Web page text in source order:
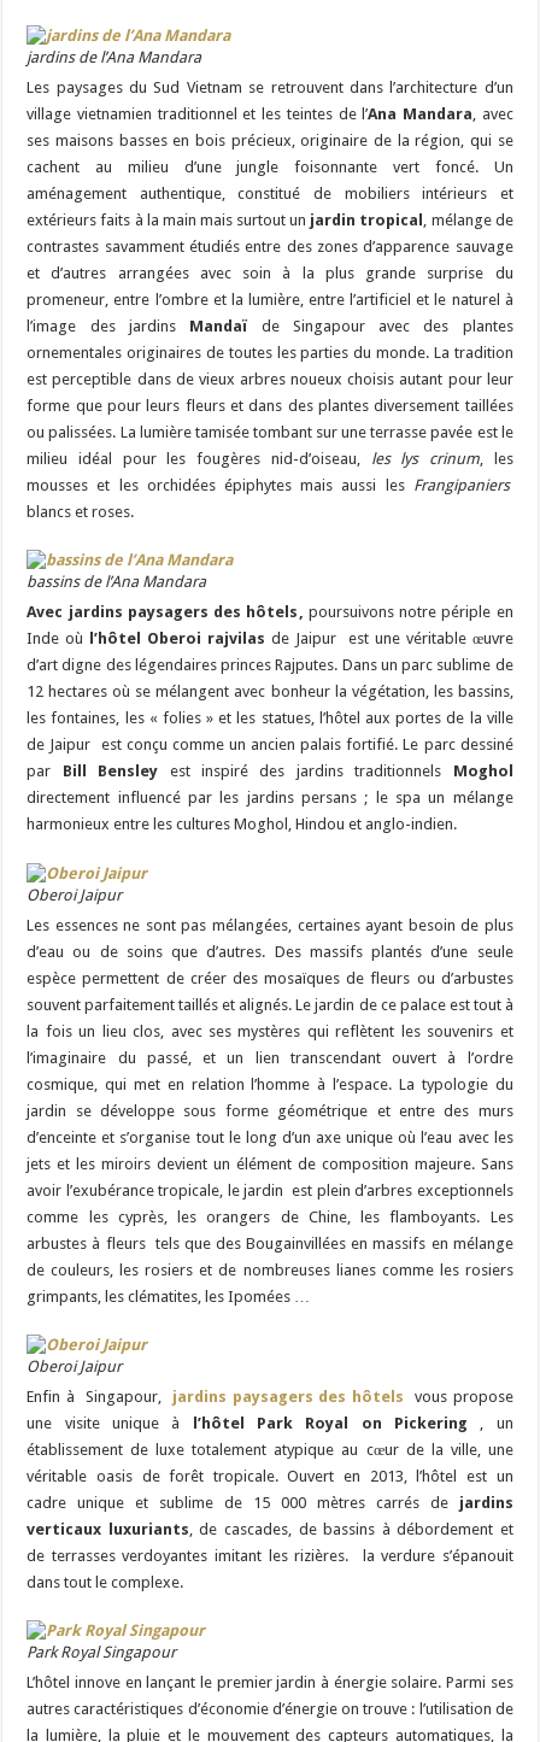
jardins de l’Ana Mandara
Les paysages du Sud Vietnam se retrouvent dans l’architecture d’un
village vietnamien traditionnel et les teintes de l’Ana Mandara , avec
ses maisons basses en bois précieux, originaire de la région, qui se
cachent au milieu d’une jungle foisonnante vert foncé. Un
aménagement authentique, constitué de mobiliers intérieurs et
extérieurs faits à la main mais surtout un jardin tropical , mélange de
contrastes savamment étudiés entre des zones d’apparence sauvage
et d’autres arrangées avec soin à la plus grande surprise du
promeneur, entre l’ombre et la lumière, entre l’artificiel et le naturel à
l’image des jardinsMandaï de Singapour avec des plantes
ornementales originaires de toutes les parties du monde. La tradition
est perceptible dans de vieux arbres noueux choisis autant pour leur
forme que pour leurs fleurs et dans des plantes diversement taillées
ou palissées. La lumière tamisée tombant sur une terrasse pavée est le
milieu idéal pour les fougères nid-d’oiseau,
les lys crinum , les
mousses et les orchidées épiphytes mais aussi les Frangipaniers
blancs et roses.
bassins de l’Ana Mandara
Avec jardins paysagers des hôtels , poursuivons notre périple en
Inde où
l’hôtel Oberoi rajvilas de Jaipur est une véritable œuvre
d’art digne des légendaires princes Rajputes. Dans un parc sublime de
12 hectares où se mélangent avec bonheur la végétation, les bassins,
les fontaines, les « folies » et les statues, l’hôtel aux portes de la ville
de Jaipur est conçu comme un ancien palais fortifié. Le parc dessiné
par
Bill Bensley est inspiré des jardins traditionnels Moghol
directement influencé par les jardins persans ; le spa un mélange
harmonieux entre les cultures Moghol, Hindou et anglo-indien.
Oberoi Jaipur
Les essences ne sont pas mélangées, certaines ayant besoin de plus
d’eau ou de soins que d’autres. Des massifs plantés d’une seule
espèce permettent de créer des mosaïques de fleurs ou d’arbustes
souvent parfaitement taillés et alignés. Le jardin de ce palace est tout à
la fois un lieu clos, avec ses mystères qui reflètent les souvenirs et
l’imaginaire du passé, et un lien transcendant ouvert à l’ordre
cosmique, qui met en relation l’homme à l’espace. La typologie du
jardin se développe sous forme géométrique et entre des murs
d’enceinte et s’organise tout le long d’un axe unique où l’eau avec les
jets et les miroirs devient un élément de composition majeure. Sans
avoir l’exubérance tropicale, le jardin est plein d’arbres exceptionnels
comme les cyprès, les orangers de Chine, les flamboyants. Les
arbustes à fleurs tels que des Bougainvillées en massifs en mélange
de couleurs, les rosiers et de nombreuses lianes comme les rosiers
grimpants, les clématites, les Ipomées …
Oberoi Jaipur
Enfin à Singapour,
jardins paysagers des hôtels vous propose
une visite unique à
l’hôtel Park Royal on Pickering , un
établissement de luxe totalement atypique au cœur de la ville, une
véritable oasis de forêt tropicale. Ouvert en 2013, l’hôtel est un
cadre unique et sublime de 15 000 mètres carrés dejardins
verticaux luxuriants, de cascades, de bassins à débordement et
de terrasses verdoyantes imitant les rizières. la verdure s’épanouit
dans tout le complexe.
Park Royal Singapour
L’hôtel innove en lançant le premier jardin à énergie solaire. Parmi ses
autres caractéristiques d’économie d’énergie on trouve : l’utilisation de
la lumière, la pluie et le mouvement des capteurs automatiques, la